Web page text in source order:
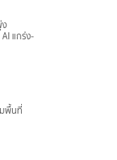
แกร่ง-
พื้นที่